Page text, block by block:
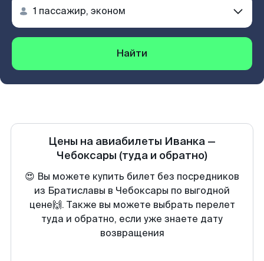
Найти
Цены на авиабилеты Иванка —
Чебоксары (туда и обратно)
😍 Вы можете купить билет без посредников
из Братиславы в Чебоксары по выгодной
цене🙌. Также вы можете выбрать перелет
туда и обратно, если уже знаете дату
возвращения